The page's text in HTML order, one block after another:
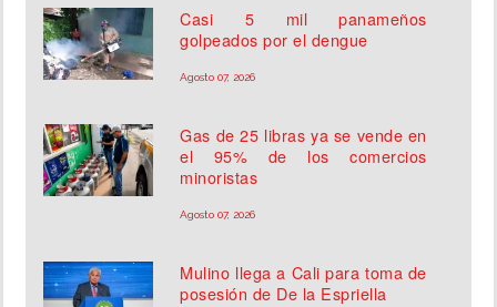
Casi 5 mil panameños
golpeados por el dengue
Agosto 07, 2026
Gas de 25 libras ya se vende en
el 95% de los comercios
minoristas
Agosto 07, 2026
Mulino llega a Cali para toma de
posesión de De la Espriella